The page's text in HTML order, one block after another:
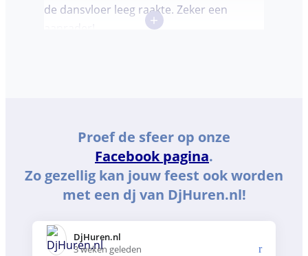
de dansvloer leeg raakte. Zeker een
+
Proef de sfeer op onze
Facebook pagina.
Zo gezellig kan jouw feest ook worden
met een dj van DjHuren.nl!
DjHuren.nl️
3 weken geleden